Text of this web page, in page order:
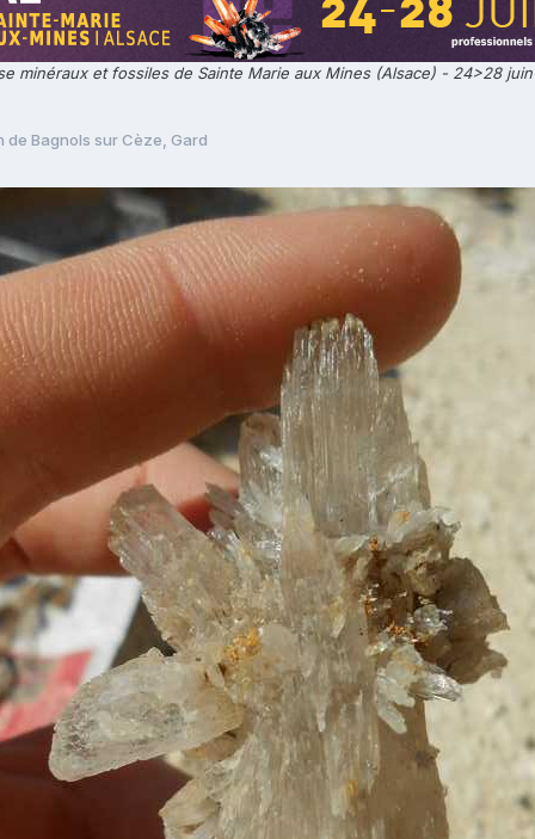
minéraux et fossiles de Sainte Marie aux Mines (Alsace) - 24>28
de Bagnols sur Cèze, Gard